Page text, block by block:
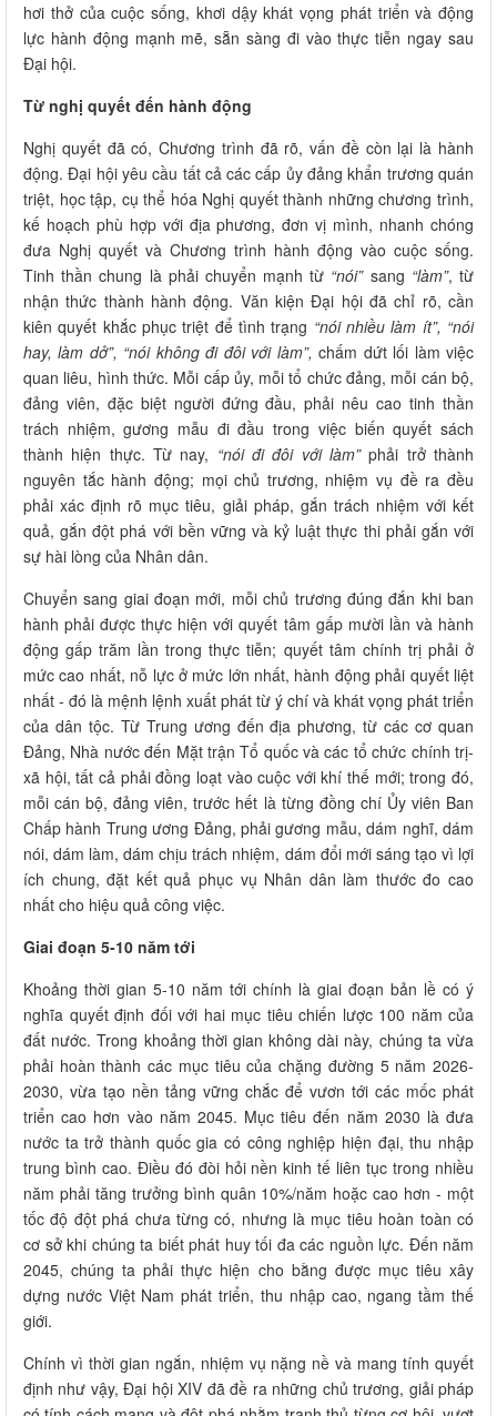
hơi thở của cuộc sống, khơi dậy khát vọng phát triển và động
lực hành động mạnh mẽ, sẵn sàng đi vào thực tiễn ngay sau
Đại hội.
Từ nghị quyết đến hành động
Nghị quyết đã có, Chương trình đã rõ, vấn đề còn lại là hành
động. Đại hội yêu cầu tất cả các cấp ủy đảng khẩn trương quán
triệt, học tập, cụ thể hóa Nghị quyết thành những chương trình,
kế hoạch phù hợp với địa phương, đơn vị mình, nhanh chóng
đưa Nghị quyết và Chương trình hành động vào cuộc sống.
Tinh thần chung là phải chuyển mạnh từ “nói”sang “làm”, từ
nhận thức thành hành động. Văn kiện Đại hội đã chỉ rõ, cần
kiên quyết khắc phục triệt để tình trạng “nói nhiều làm ít”, “nói
hay, làm dở”, “nói không đi đôi với làm”, chấm dứt lối làm việc
quan liêu, hình thức. Mỗi cấp ủy, mỗi tổ chức đảng, mỗi cán bộ,
đảng viên, đặc biệt người đứng đầu, phải nêu cao tinh thần
trách nhiệm, gương mẫu đi đầu trong việc biến quyết sách
thành hiện thực. Từ nay, “nói đi đôi với làm”phải trở thành
nguyên tắc hành động; mọi chủ trương, nhiệm vụ đề ra đều
phải xác định rõ mục tiêu, giải pháp, gắn trách nhiệm với kết
quả, gắn đột phá với bền vững và kỷ luật thực thi phải gắn với
sự hài lòng của Nhân dân.
Chuyển sang giai đoạn mới, mỗi chủ trương đúng đắn khi ban
hành phải được thực hiện với quyết tâm gấp mười lần và hành
động gấp trăm lần trong thực tiễn; quyết tâm chính trị phải ở
mức cao nhất, nỗ lực ở mức lớn nhất, hành động phải quyết liệt
nhất - đó là mệnh lệnh xuất phát từ ý chí và khát vọng phát triển
của dân tộc. Từ Trung ương đến địa phương, từ các cơ quan
Đảng, Nhà nước đến Mặt trận Tổ quốc và các tổ chức chính trị-
xã hội, tất cả phải đồng loạt vào cuộc với khí thế mới; trong đó,
mỗi cán bộ, đảng viên, trước hết là từng đồng chí Ủy viên Ban
Chấp hành Trung ương Đảng, phải gương mẫu, dám nghĩ, dám
nói, dám làm, dám chịu trách nhiệm, dám đổi mới sáng tạo vì lợi
ích chung, đặt kết quả phục vụ Nhân dân làm thước đo cao
nhất cho hiệu quả công việc.
Giai đoạn 5-10 năm tới
Khoảng thời gian 5-10 năm tới chính là giai đoạn bản lề có ý
nghĩa quyết định đối với hai mục tiêu chiến lược 100 năm của
đất nước. Trong khoảng thời gian không dài này, chúng ta vừa
phải hoàn thành các mục tiêu của chặng đường 5 năm 2026-
2030, vừa tạo nền tảng vững chắc để vươn tới các mốc phát
triển cao hơn vào năm 2045. Mục tiêu đến năm 2030 là đưa
nước ta trở thành quốc gia có công nghiệp hiện đại, thu nhập
trung bình cao. Điều đó đòi hỏi nền kinh tế liên tục trong nhiều
năm phải tăng trưởng bình quân 10%/năm hoặc cao hơn - một
tốc độ đột phá chưa từng có, nhưng là mục tiêu hoàn toàn có
cơ sở khi chúng ta biết phát huy tối đa các nguồn lực. Đến năm
2045, chúng ta phải thực hiện cho bằng được mục tiêu xây
dựng nước Việt Nam phát triển, thu nhập cao, ngang tầm thế
giới.
Chính vì thời gian ngắn, nhiệm vụ nặng nề và mang tính quyết
định như vậy, Đại hội XIV đã đề ra những chủ trương, giải pháp